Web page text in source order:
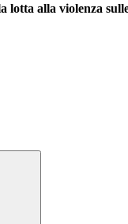
lotta alla violenza